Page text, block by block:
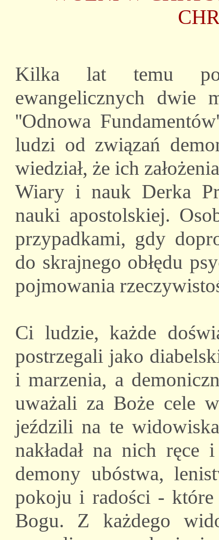
Kilka lat temu
ewangelicznych dwie
''Odnowa
ludzi od związań
wiedział, że ich
Wiary i nauk Derka
nauki apostolskiej.
przypadkami, gdy
do skrajnego obłędu
pojmowania
Ci ludzie, każde
postrzegali jako
i marzenia, a
uważali za Boże cele
jeździli na te
nakładał na nich ręce
demony ubóstwa,
pokoju i radości - które
Bogu. Z każdego